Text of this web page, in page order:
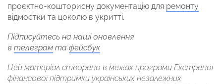
проєктно-кошторисну документацію для ремонту
відмостки та цоколю в укритті.
Підписуйтесь на наші оновлення
в телеграм та фейсбук
Цей матеріал створено в межах програми Екстреної
фінансової підтримки українських незалежних